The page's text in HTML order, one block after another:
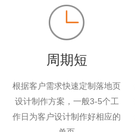
周期短
根据客户需求快速定制落地页
设计制作方案，一般3-5个工
作日为客户设计制作好相应的